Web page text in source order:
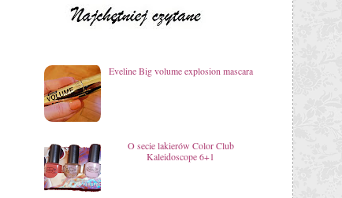
Eveline Big volume explosion mascara
O secie lakierów Color Club
Kaleidoscope 6+1